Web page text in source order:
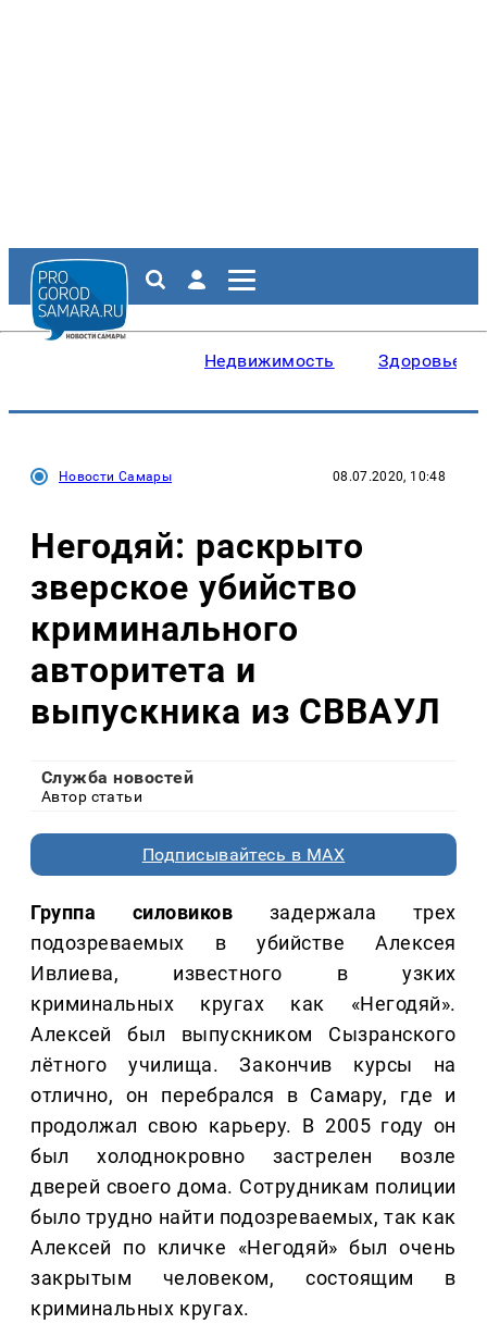
Недвижимость Здоровье
Новости Самары 08.07.2020, 10:48
Негодяй: раскрыто
зверское убийство
криминального
авторитета и
выпускника из СВВАУЛ
Служба новостей
Автор статьи
Подписывайтесь в MAX
Группа силовиков задержала трех
подозреваемых в убийстве Алексея
Ивлиева, известного в узких
криминальных кругах как «Негодяй».
Алексей был выпускником Сызранского
лётного училища. Закончив курсы на
отлично, он перебрался в Самару, где и
продолжал свою карьеру. В 2005 году он
был холоднокровно застрелен возле
дверей своего дома. Сотрудникам полиции
было трудно найти подозреваемых, так как
Алексей по кличке «Негодяй» был очень
закрытым человеком, состоящим в
криминальных кругах.